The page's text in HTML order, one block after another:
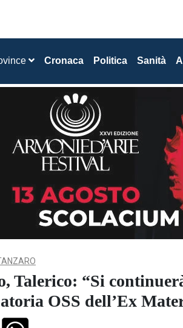
Cronaca Politica Sanità
Talerico: “Si
OSS dell’Ex